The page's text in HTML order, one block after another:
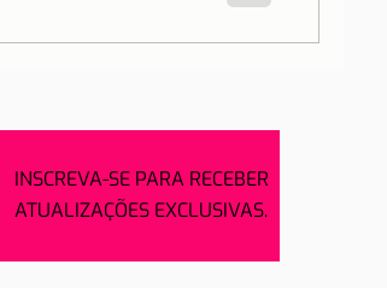
INSCREVA-SE PARA RECEBER
ATUALIZAÇÕES EXCLUSIVAS.